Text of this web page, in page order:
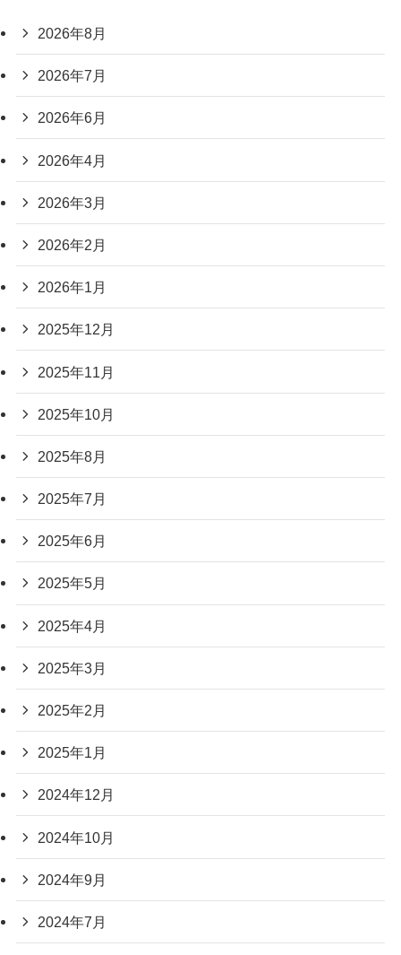
2026年8月
2026年7月
2026年6月
2026年4月
2026年3月
2026年2月
2026年1月
2025年12月
2025年11月
2025年10月
2025年8月
2025年7月
2025年6月
2025年5月
2025年4月
2025年3月
2025年2月
2025年1月
2024年12月
2024年10月
2024年9月
2024年7月